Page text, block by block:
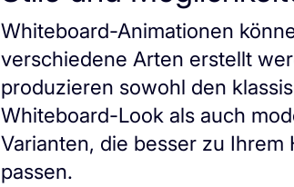
Whiteboard-Animationen
verschiedene Arten erstellt
produzieren sowohl den
Whiteboard-Look als auch
Varianten, die besser zu Ihrem
passen.